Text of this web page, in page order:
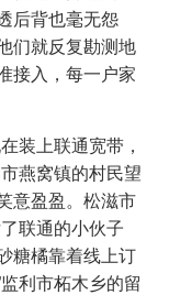
后背也毫无怨
们就反复勘测地
接入，每一户家
装上联通宽带，
燕窝镇的村民望
意盈盈。松滋市
联通的小伙子
糖橘靠着线上订
利市柘木乡的留